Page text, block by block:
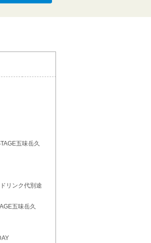
五味岳久
リンク代別途
五味岳久